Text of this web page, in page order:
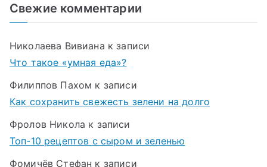
Свежие комментарии
Николаева Вивиана к записи
Что такое «умная еда»?
Филиппов Пахом к записи
Как сохранить свежесть зелени на долго
Фролов Никола к записи
Топ-10 рецептов с сыром и зеленью
Фомичёв Стефан к записи